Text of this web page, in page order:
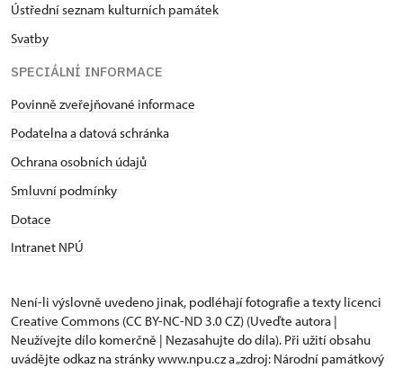
Ústřední seznam kulturních památek
Svatby
SPECIÁLNÍ INFORMACE
Povinně zveřejňované informace
Podatelna a datová schránka
Ochrana osobních údajů
Smluvní podmínky
Dotace
Intranet NPÚ
Není-li výslovně uvedeno jinak, podléhají fotografie a texty licenci
Creative Commons (CC BY-NC-ND 3.0 CZ) (Uveďte autora |
Neužívejte dílo komerčně | Nezasahujte do díla). Při užití obsahu
uvádějte odkaz na stránky www.npu.cz a „zdroj: Národní památkový